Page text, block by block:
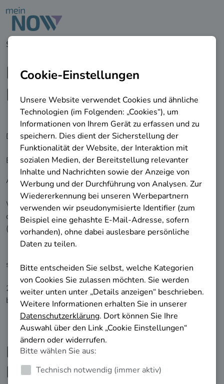
zu den Hauptinhalten springen
Startseite
Erklärung zur
Barrierefreiheit
Diese Erklärung zur Barrierefreiheit gilt für die unter
https://mein-now.deveröffentlichte Webseite der
Bundesagentur für Arbeit.
Als öffentliche Stelle im Sinne der
Richtlinie (EU) 2016/2102sind wir bemüht, die
Webseiten unter
https://mein-now.deim Einklang mit
den Bestimmungen der UN-Behindertenrechtskonvention
(UN-BRK), des
Behindertengleichstellungsgesetzes des Bundes
sowie der
Barrierefreien-Informationstechnik-Verordnung
2.0) zur Umsetzung der
Richtlinie (EU) 2016/2102
barrierefrei zugänglich zu machen.
Barrierefreiheit dieser
Internetseite